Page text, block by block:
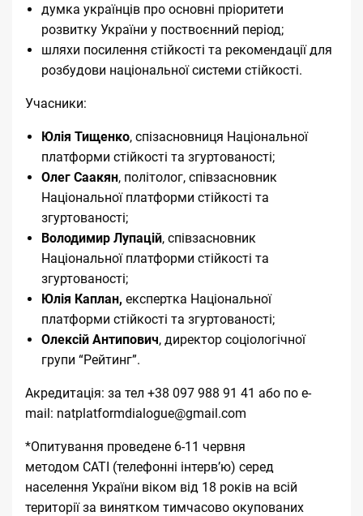
думка українців про основні пріоритети
розвитку України у поствоєнний період;
шляхи посилення стійкості та рекомендації для
розбудови національної системи стійкості.
Учасники:
Юлія Тищенко, спізасновниця Національної
платформи стійкості та згуртованості;
Олег Саакян, політолог, співзасновник
Національної платформи стійкості та
згуртованості;
Володимир Лупацій, співзасновник
Національної платформи стійкості та
згуртованості;
Юлія Каплан, експертка Національної
платформи стійкості та згуртованості;
Олексій Антипович, директор соціологічної
групи “Рейтинг”.
Акредитація: за тел +38 097 988 91 41 або по e-
mail: natplatformdialogue@gmail.com
*Опитування проведене 6-11 червня
методом CATI (телефонні інтерв’ю) серед
населення України віком від 18 років на всій
території за винятком тимчасово окупованих